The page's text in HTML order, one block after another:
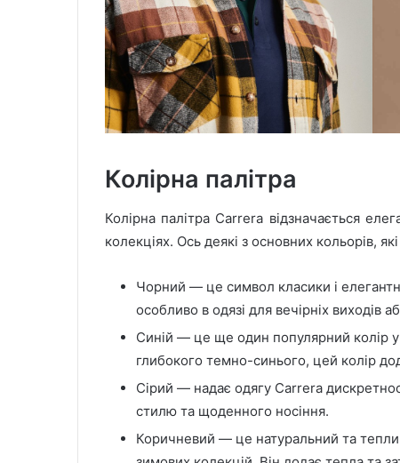
Колірна палітра
Колірна палітра Carrera відзначається
колекціях. Ось деякі з основних кольорів,
Чорний — це символ класики і
особливо в одязі для вечірніх виходів
Синій — це ще один популярний колір у
глибокого темно-синього, цей колір
Сірий — надає одягу Carrera
стилю та щоденного носіння.
Коричневий — це натуральний та